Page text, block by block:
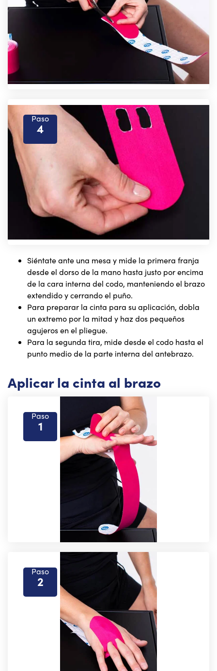
Paso
4
Siéntate ante una mesa y mide la primera franja
desde el dorso de la mano hasta justo por encima
de la cara interna del codo, manteniendo el brazo
extendido y cerrando el puño.
Para preparar la cinta para su aplicación, dobla
un extremo por la mitad y haz dos pequeños
agujeros en el pliegue.
Para la segunda tira, mide desde el codo hasta el
punto medio de la parte interna del antebrazo.
Aplicar la cinta al brazo
Paso
1
Paso
2